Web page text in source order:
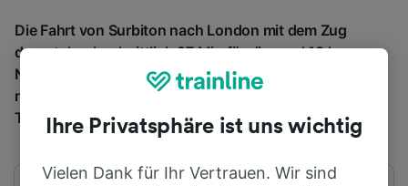
Die Fahrt von Surbiton nach London mit dem Zug
dauert durchschnittlich 27 Min für die rund 18 km.
Normalerweise fahren pro Tag 183 Züge von Surbiton
nach London. Bei einer Buchung im Voraus kosten
Tickets ab € 11,52.
Ihre Privatsphäre ist uns wichtig
Vielen Dank für Ihr Vertrauen. Wir sind